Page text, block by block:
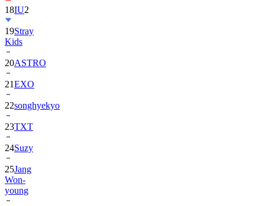
18IU2
19Stray
Kids
20ASTRO
21EXO
22songhyekyo
23TXT
24Suzy
25Jang
Won-
young